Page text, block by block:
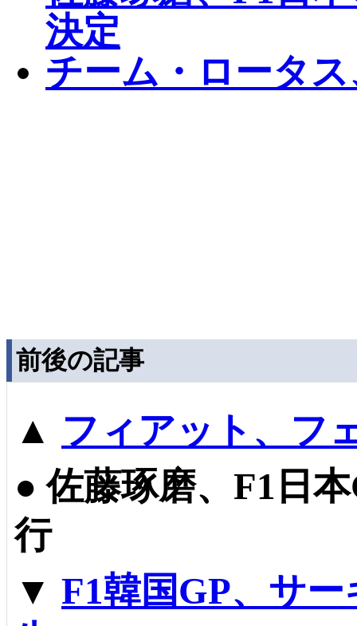
決定
チーム・ロータ
前後の記事
▲ フィアット、フ
●佐藤琢磨、F1日
行
▼ F1韓国GP、サ